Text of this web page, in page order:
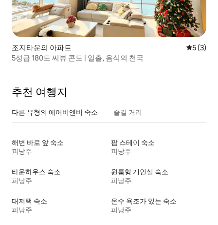
조지타운의 아파트 평점 5점
5 (3)
5성급 180도 씨뷰 콘도 | 일출, 음식의 천국
추천 여행지
다른 유형의 에어비앤비 숙소 즐길 거리
해변 바로 앞 숙소
피낭주
팜 스테이 숙소
피낭주
타운하우스 숙소
피낭주
원룸형 개인실 숙소
피낭주
대저택 숙소
피낭주
온수 욕조가 있는 숙소
피낭주